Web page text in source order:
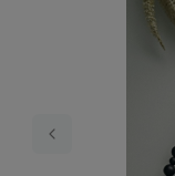
Previous